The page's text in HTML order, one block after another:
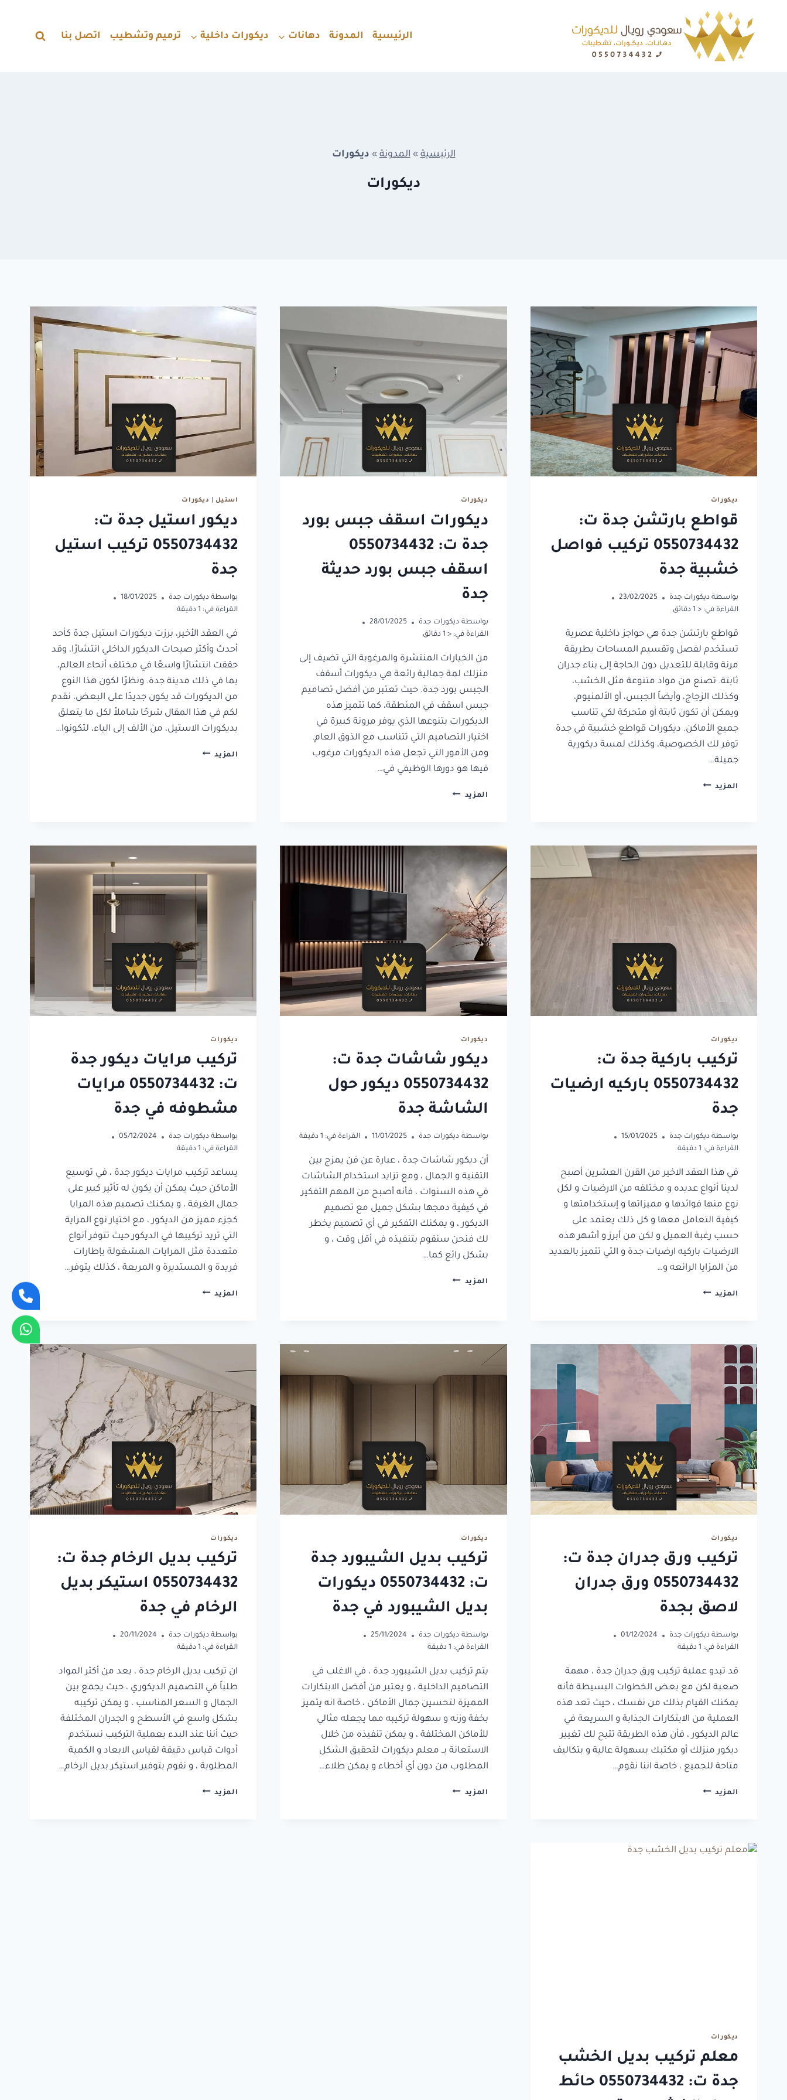
الرئيسية المدونة دهانات ديكورات داخلية ترميم وتشطيب اتصل بنا
الرئيسية » المدونة » ديكورات
ديكورات
ديكورات
قواطع بارتشن جدة ت:
0550734432 تركيب فواصل
خشبية جدة
بواسطة ديكورات جدة
23/02/2025
القراءة في: < 1 دقائق
قواطع بارتشن جدة هي حواجز داخلية عصرية
تستخدم لفصل وتقسيم المساحات بطريقة
مرنة وقابلة للتعديل دون الحاجة إلى بناء جدران
ثابتة. تصنع من مواد متنوعة مثل الخشب،
وكذلك الزجاج، وأيضاً الجبس، أو الألمنيوم،
ويمكن أن تكون ثابتة أو متحركة لكي تناسب
جميع الأماكن. ديكورات قواطع خشبية في جدة
توفر لك الخصوصية، وكذلك لمسة ديكورية
جميلة…
المزيد قواطع
تركيب
فواصل
ديكورات
ديكورات اسقف جبس بورد
جدة ت: 0550734432
اسقف جبس بورد حديثة
جدة
بواسطة ديكورات جدة
28/01/2025
القراءة في: < 1 دقائق
من الخيارات المنتشرة والمرغوبة التي تضيف إلى
منزلك لمة جمالية رائعة هي ديكورات أسقف
الجبس بورد جدة. حيث تعتبر من أفضل تصاميم
جبس اسقف في المنطقة، كما تتميز هذه
الديكورات بتنوعها الذي يوفر مرونة كبيرة في
اختيار التصاميم التي تتناسب مع الذوق العام.
ومن الأمور التي تجعل هذه الديكورات مرغوب
فيها هو دورها الوظيفي في…
المزيد ديكورات
0550734432
اسقف
جبس
بورد
حديثة
جدة
استيل ديكورات
ديكور استيل جدة ت:
0550734432 تركيب استيل
جدة
بواسطة ديكورات جدة
18/01/2025
القراءة في:
دقيقة
في العقد الأخير، برزت ديكورات استيل جدة كأحد
أحدث وأكثر صيحات الديكور الداخلي انتشارًا، وقد
حققت انتشارًا واسعًا في مختلف أنحاء العالم،
بما في ذلك مدينة جدة. ونظرًا لكون هذا النوع
من الديكورات قد يكون جديدًا على البعض، نقدم
لكم في هذا المقال شرحًا شاملاً لكل ما يتعلق
بديكورات الاستيل، من الألف إلى الياء، لتكونوا…
المزيد ديكور
ديكورات
تركيب باركية جدة ت:
0550734432 باركيه ارضيات
جدة
بواسطة ديكورات جدة
15/01/2025
القراءة في:
دقيقة
في هذا العقد الاخير من القرن العشرين أصبح
لدينا أنواع عديده و مختلفه من الارضيات و لكل
نوع منها فوائدها و مميزاتها و إستخدامتها و
كيفية التعامل معها و كل ذلك يعتمد على
حسب رغبة العميل و لكن من أبرز و أشهر هذه
الارضيات باركيه ارضيات جدة و التي تتميز بالعديد
من المزايا الرائعه و…
المزيد تركيب
ديكورات
ديكور شاشات جدة ت:
0550734432 ديكور حول
الشاشة جدة
بواسطة ديكورات جدة 11/01/2025 القراءة في: دقيقة
أن ديكور شاشات جدة ، عبارة عن فن يمزج بين
التقنية و الجمال ، ومع تزايد استخدام الشاشات
في هذه السنوات ، فأنه أصبح من المهم التفكير
في كيفية دمجها بشكل جميل مع تصميم
الديكور ، و يمكنك التفكير في أي تصميم يخطر
لك فنحن سنقوم بتنفيذه في أقل وقت ، و
بشكل رائع كما…
المزيد ديكور
حول
جدة
ديكورات
تركيب مرايات ديكور جدة
ت: 0550734432 مرايات
مشطوفه في جدة
بواسطة ديكورات جدة
05/12/2024
القراءة في:
دقيقة
يساعد تركيب مرايات ديكور جدة ، في توسيع
الأماكن حيث يمكن أن يكون له تأثير كبير على
جمال الغرفة ، و يمكنك تصميم هذه المرايا
كجزء مميز من الديكور ، مع اختيار نوع المراية
التي تريد تركيبها في الديكور حيث تتوفر أنواع
متعددة مثل المرايات المشغولة بإطارات
فريدة و المستديرة و المربعة ، كذلك يتوفر…
المزيد تركيب
في
جدة
ديكورات
تركيب ورق جدران جدة ت:
0550734432 ورق جدران
لاصق بجدة
بواسطة ديكورات جدة
01/12/2024
القراءة في:
دقيقة
قد تبدو عملية تركيب ورق جدران جدة ، مهمة
صعبة لكن مع بعض الخطوات البسيطة فأنه
يمكنك القيام بذلك من نفسك ، حيث تعد هذه
العملية من الابتكارات الجذابة و السريعة في
عالم الديكور ، فأن هذه الطريقة تتيح لك تغيير
ديكور منزلك أو مكتبك بسهولة عالية و بتكاليف
متاحة للجميع ، خاصة اننا نقوم…
المزيد تركيب
0550734432
ديكورات
تركيب بديل الشيبورد جدة
ت: 0550734432 ديكورات
بديل الشيبورد في جدة
بواسطة ديكورات جدة
25/11/2024
القراءة في:
دقيقة
يتم تركيب بديل الشيبورد جدة ، في الاغلب في
التصاميم الداخلية ، و يعتبر من أفضل الابتكارات
المميزة لتحسين جمال الأماكن ، خاصة انه يتميز
بخفة وزنه و سهولة تركيبه مما يجعله مثالي
للأماكن المختلفة ، و يمكن تنفيذه من خلال
الاستعانة بــ معلم ديكورات لتحقيق الشكل
المطلوب من دون أي أخطاء و يمكن طلاء…
المزيد تركيب
ديكورات
تركيب بديل الرخام جدة ت:
0550734432 استيكر بديل
الرخام في جدة
بواسطة ديكورات جدة
20/11/2024
القراءة في:
دقيقة
ان تركيب بديل الرخام جدة ، يعد من أكثر المواد
طلباً في التصميم الديكوري ، حيث يجمع بين
الجمال و السعر المناسب ، و يمكن تركيبه
بشكل واسع في الأسطح و الجدران المختلفة
حيث أننا عند البدء بعملية التركيب نستخدم
أدوات قياس دقيقة لقياس الابعاد و الكمية
المطلوبة ، و نقوم بتوفير استيكر بديل الرخام…
المزيد تركيب
ديكورات
معلم تركيب بديل الخشب
جدة ت: 0550734432 حائط